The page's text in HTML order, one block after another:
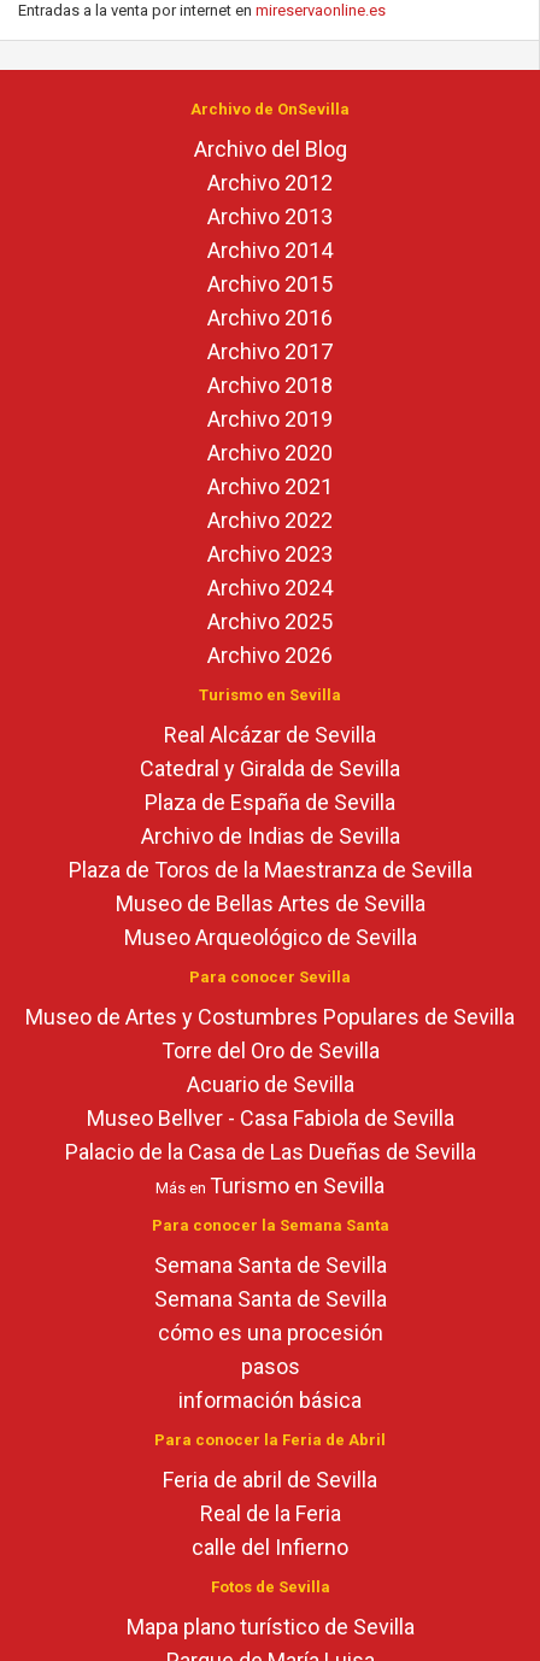
Entradas a la venta por internet en mireservaonline.es
Archivo de OnSevilla
Archivo del Blog
Archivo 2012
Archivo 2013
Archivo 2014
Archivo 2015
Archivo 2016
Archivo 2017
Archivo 2018
Archivo 2019
Archivo 2020
Archivo 2021
Archivo 2022
Archivo 2023
Archivo 2024
Archivo 2025
Archivo 2026
Turismo en Sevilla
Real Alcázar de Sevilla
Catedral y Giralda de Sevilla
Plaza de España de Sevilla
Archivo de Indias de Sevilla
Plaza de Toros de la Maestranza de Sevilla
Museo de Bellas Artes de Sevilla
Museo Arqueológico de Sevilla
Para conocer Sevilla
Museo de Artes y Costumbres Populares de Sevilla
Torre del Oro de Sevilla
Acuario de Sevilla
Museo Bellver - Casa Fabiola de Sevilla
Palacio de la Casa de Las Dueñas de Sevilla
Más en Turismo en Sevilla
Para conocer la Semana Santa
Semana Santa de Sevilla
Semana Santa de Sevilla
cómo es una procesión
pasos
información básica
Para conocer la Feria de Abril
Feria de abril de Sevilla
Real de la Feria
calle del Infierno
Fotos de Sevilla
Mapa plano turístico de Sevilla